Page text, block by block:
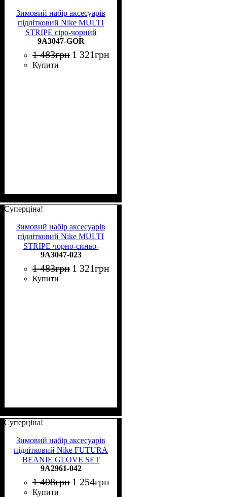
Зимовий набір аксесуарів
підлітковий Nike MULTI
STRIPE сіро-чорний
9A3047-GOR
9A3047-GOR
1 483грн 1 321грн
Купити
Суперціна!
Зимовий набір аксесуарів
підлітковий Nike MULTI
STRIPE чорно-синьо-
жовтий 9A3047-023
9A3047-023
1 483грн 1 321грн
Купити
Суперціна!
Зимовий набір аксесуарів
підлітковий Nike FUTURA
BEANIE GLOVE SET
сірий 9A2961-042
9A2961-042
1 408грн 1 254грн
Купити